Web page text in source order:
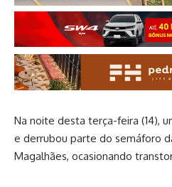
Na noite desta terça-feira (14),
e derrubou parte do semáforo
Magalhães, ocasionando